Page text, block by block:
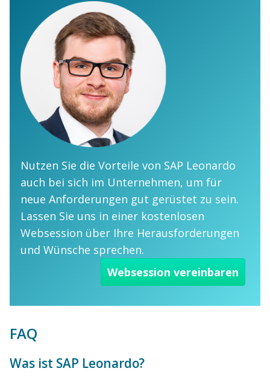
Nutzen Sie die Vorteile von SAP Leonardo
auch bei sich im Unternehmen, um für
neue Anforderungen gut gerüstet zu sein.
Lassen Sie uns in einer kostenlosen
Websession über Ihre Herausforderungen
und Wünsche sprechen.
Websession vereinbaren
FAQ
Was ist SAP Leonardo?